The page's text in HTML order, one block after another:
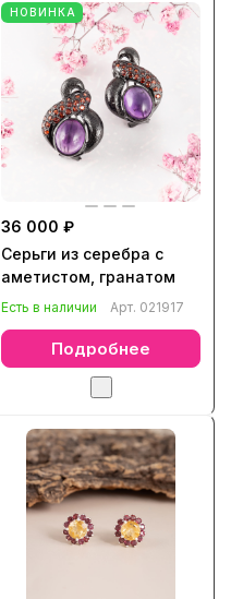
НОВИНКА
36 000 ₽
Серьги из серебра с
аметистом, гранатом
Есть в наличии Арт. 021917
Подробнее